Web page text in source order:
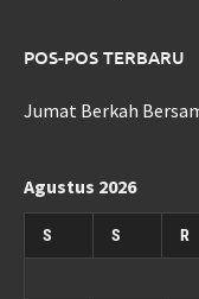
POS-POS TERBARU
Jumat Berkah
Agustus 2026
S S R